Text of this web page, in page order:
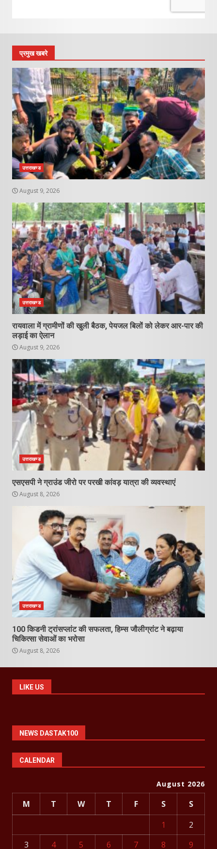
प्रमुख खबरे
उत्तराखण्ड
August 9, 2026
उत्तराखण्ड
रायवाला में ग्रामीणों की खुली बैठक, पेयजल बिलों को लेकर आर-पार की
लड़ाई का ऐलान
August 9, 2026
उत्तराखण्ड
एसएसपी ने ग्राउंड जीरो पर परखी कांवड़ यात्रा की व्यवस्थाएं
August 8, 2026
उत्तराखण्ड
100 किडनी ट्रांसप्लांट की सफलता, हिम्स जौलीग्रांट ने बढ़ाया
चिकित्सा सेवाओं का भरोसा
August 8, 2026
LIKE US
NEWS DASTAK100
CALENDAR
August 2026
M T W T F S
S
1
2
3
4 5 6 7 8 9